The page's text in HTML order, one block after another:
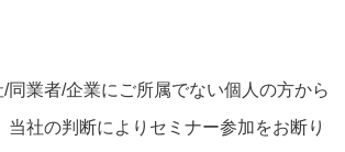
業者/企業にご所属でない個人の方から
当社の判断によりセミナー参加をお断り